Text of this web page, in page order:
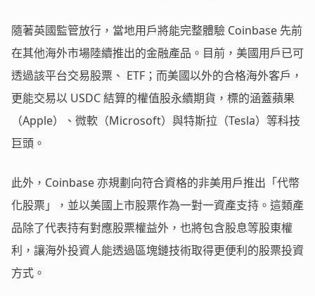
隨著英國監管放行，當地用戶將能完整體驗 Coinbase 先前
在其他海外市場陸續推出的金融產品。目前，美國用戶已可
透過該平台交易股票、 ETF；而美國以外的合格海外客戶，
更能交易以 USDC 結算的權值股永續期貨，標的涵蓋蘋果
（Apple）、微軟（Microsoft）與特斯拉（Tesla）等科技
巨頭。
此外，Coinbase 亦規劃向符合資格的非美用戶推出「代幣
化股票」，並以美國上市股票作為一對一資產支持。這類產
品除了代表持有對應股票權益外，也將包含股息等股東權
利，讓海外投資人能透過區塊鏈技術取得更便利的股票投資
方式。